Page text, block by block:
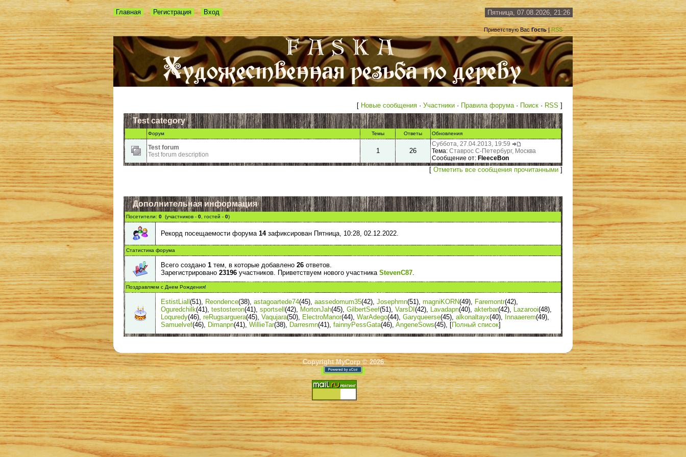
Пятница, 07.08.2026, 21:26
Приветствую Вас Гость|RSS
Главная Регистрация Вход
[ Новые сообщения · Участники · Правила форума· Поиск · RSS ]
Test category
Форум Темы Ответы Обновления
Test forum
Test forum description
1 26
Суббота, 27.04.2013, 19:59
Тема: Ставрос С-Петербург, Москва
Сообщение от: FleeceBon
[ Отметить все сообщения прочитанными ]
Дополнительная информация
Посетители: 0 (участников - 0 , гостей - 0)
Рекорд посещаемости форума 14зафиксирован Пятница, 10:28, 02.12.2022.
Статистика форума
Всего создано 1 тем, в которые добавлено 26 ответов.
Зарегистрировано 23196 участников. Приветствуем нового участника StevenC87.
Поздравляем с Днем Рождения!
EstistLiall (51), Reondence(38), astagoartede74(45), aassedomum35(42), Josephmn(51), magniKORN(49), Faremontr(42),
Oguredchilk(41), testosteron(41), sportsell (42), MortonJah(45), GilbertSeef(51), VarsDI (42), Lavadapn(40), akterbar(42), Lazarooi(48),
Loquredy(46), reRugsarguera(45), Vaqujara(50), ElectroManor(44), WarAdego(44), Garyqueerse(45), alkonaltayx(40), Innaaerem(49),
Samuelvef(46), Dimanpn(41), WillieTar(38), Darresmn(41), fainnyPessGata(46), AngeneSows(45), [Полный список]
Copyright MyCorp © 2026